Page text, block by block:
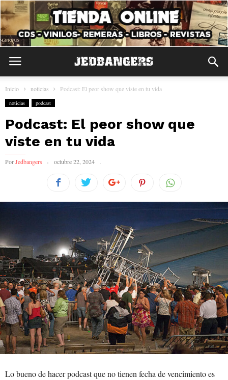
Inicio noticias Podcast: El peor show que viste en tu vida
noticias podcast
Podcast: El peor show que
viste en tu vida
PorJedbangers octubre 22, 2024
Lo bueno de hacer podcast que no tienen fecha de vencimiento es